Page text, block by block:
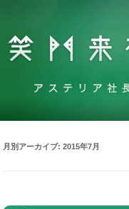
月別アーカイブ:2015年7月